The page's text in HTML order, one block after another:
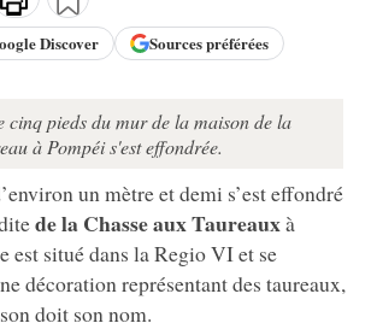
Discover Sources préférées
cinq pieds du mur de la maison de la
à Pompéi s'est effondrée.
un mètre et demi s’est effondré
de la Chasse aux Taureauxà
est situé dans la Regio VI et se
décoration représentant des taureaux,
doit son nom.